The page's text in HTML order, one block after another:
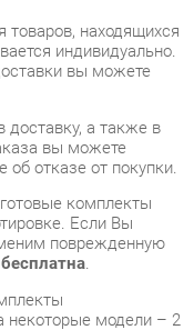
а также в
вы можете
отказе от покупки.
комплекты
поврежденную
.
модели – 2
Анастасия 5